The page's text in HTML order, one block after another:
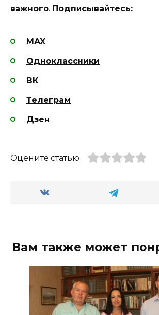
важного. Подписывайтесь:
MAX
Одноклассники
ВК
Телеграм
Дзен
Оцените статью
Вам также может